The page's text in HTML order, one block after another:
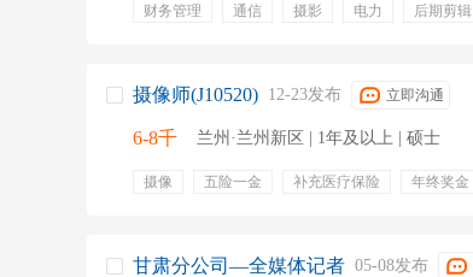
财务管理 通信 摄影 电力 后期剪辑
摄像师(J10520) 12-23发布 立即沟通
6-8千 兰州·兰州新区 | 1年及以上 | 硕士
摄像 五险一金 补充医疗保险 年终奖金
甘肃分公司—全媒体记者 05-08发布